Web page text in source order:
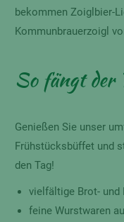
bekommen Zoiglbier-
Kommunbrauerzoigl
So fängt der
Genießen Sie unser
Frühstücksbüffet und
den Tag!
vielfältige Brot- und
feine Wurstwaren